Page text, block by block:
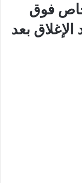
فوق
الإغلاق بعد